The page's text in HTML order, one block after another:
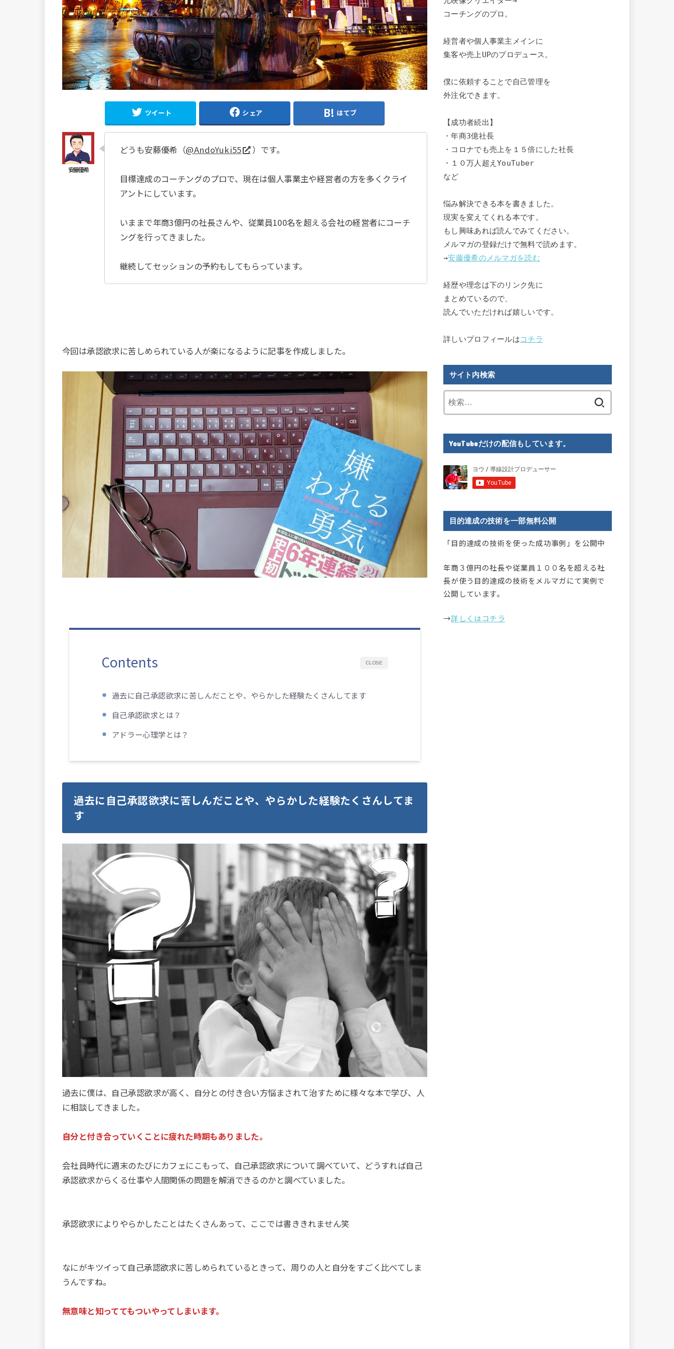
ツイート シェア はてブ
どうも安藤優希（@AndoYuki55 ）です。
目標達成のコーチングのプロで、現在は個人事業主や経営者の方を多くクライ
アントにしています。
いままで年商3億円の社長さんや、従業員100名を超える会社の経営者にコーチ
ングを行ってきました。
継続してセッションの予約もしてもらっています。
今回は承認欲求に苦しめられている人が楽になるように記事を作成しました。
CLOSE
Contents
過去に自己承認欲求に苦しんだことや、やらかした経験たくさんしてます
自己承認欲求とは？
アドラー心理学とは？
過去に自己承認欲求に苦しんだことや、やらかした経験たくさんしてま
す
過去に僕は、自己承認欲求が高く、自分との付き合い方悩まされて治すために様々な本で学び、人
に相談してきました。
自分と付き合っていくことに疲れた時期もありました。
会社員時代に週末のたびにカフェにこもって、自己承認欲求について調べていて、どうすれば自己
承認欲求からくる仕事や人間関係の問題を解消できるのかと調べていました。
承認欲求によりやらかしたことはたくさんあって、ここでは書ききれません笑
なにがキツイって自己承認欲求に苦しめられているときって、周りの人と自分をすごく比べてしま
うんですね。
無意味と知っててもついやってしまいます。
コーチングのプロ。
経営者や個人事業主メインに
集客や売上UPのプロデュース。
僕に依頼することで自己管理を
外注化できます。
【成功者続出】
・年商3億社長
・コロナでも売上を１５倍にした社長
・１０万人超えYouTuber
など
悩み解決できる本を書きました。
現実を変えてくれる本です。
もし興味あれば読んでみてください。
メルマガの登録だけで無料で読めます。
→安藤優希のメルマガを読む
経歴や理念は下のリンク先に
まとめているので、
読んでいただければ嬉しいです。
詳しいプロフィールはコチラ
サイト内検索
YouTubeだけの配信もしています。
目的達成の技術を一部無料公開
「目的達成の技術を使った成功事例」を公開中
年商３億円の社長や従業員１００名を超える社
長が使う目的達成の技術をメルマガにて実例で
公開しています。
→詳しくはコチラ